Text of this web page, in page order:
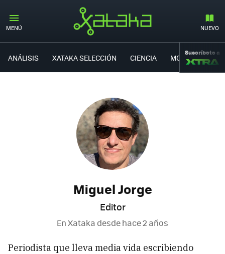
MENÚ NUEVO
ANÁLISIS XATAKA SELECCIÓN CIENCIA MOVILIDAD
Suscríbete a
Miguel Jorge
Editor
En Xataka desdehace 2 años
Periodista que lleva media vida escribiendo